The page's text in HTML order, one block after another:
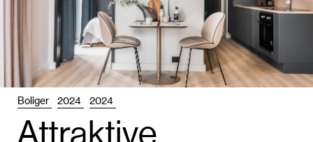
Boliger 2024 2024
Attrak­tive